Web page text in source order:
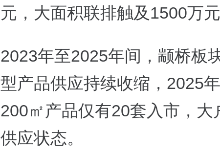
元，大面积联排触及1500万元
2023年至2025年间，颛桥板
型产品供应持续收缩，2025
200㎡产品仅有20套入市，大
供应状态。